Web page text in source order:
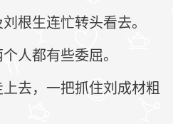
根生连忙转头看去。
人都有些委屈。
去，一把抓住刘成材粗